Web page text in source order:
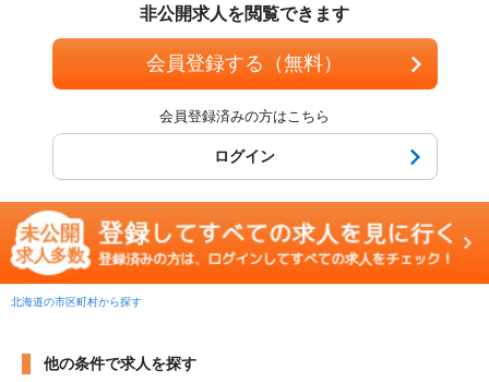
非公開求人を閲覧できます
会員登録する（無料）
会員登録済みの方はこちら
ログイン
北海道の市区町村から探す
他の条件で求人を探す